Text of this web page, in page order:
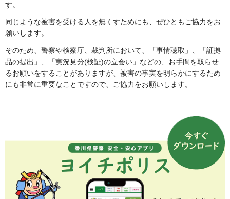
す。
同じような被害を受ける人を無くすためにも、ぜひともご協力をお
願いします。
そのため、警察や検察庁、裁判所において、「事情聴取」、「証拠
品の提出」、「実況見分(検証)の立会い」などの、お手間を取らせ
るお願いをすることがありますが、被害の事実を明らかにするため
にも非常に重要なことですので、ご協力をお願いします。